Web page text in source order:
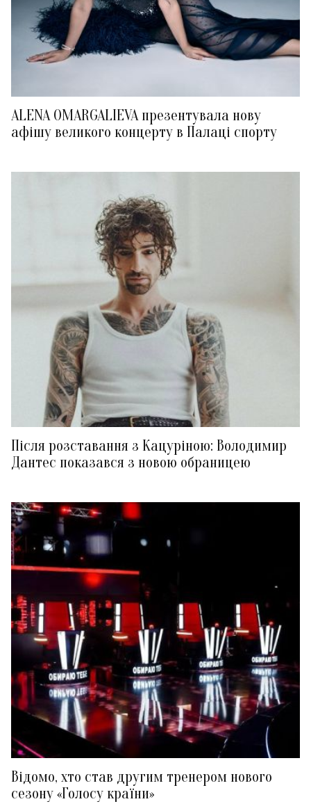
ALENA OMARGALIEVA презентувала нову
афішу великого концерту в Палаці спорту
Після розставання з Кацуріною: Володимир
Дантес показався з новою обраницею
Відомо, хто став другим тренером нового
сезону «Голосу країни»